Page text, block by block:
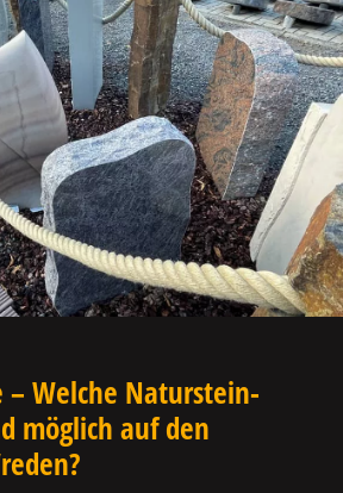
– Welche Naturstein-
möglich auf den